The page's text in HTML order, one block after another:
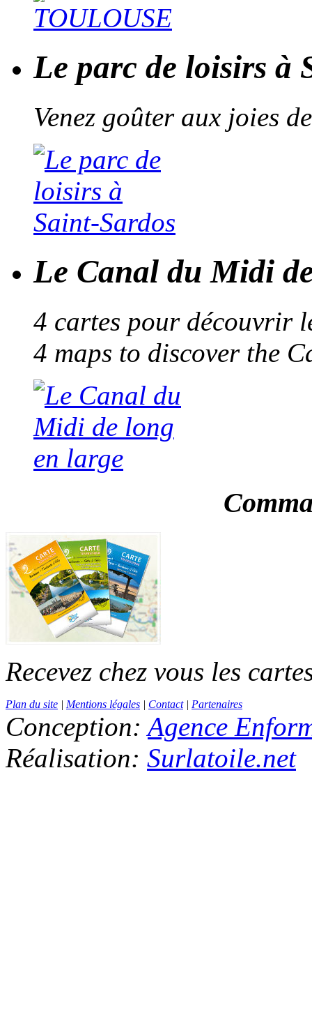
Le parc de loisirs à
Venez goûter aux joies
Le Canal du Midi
4 cartes pour découvrir
4 maps to discover the
Recevez chez vous les
Plan du site | Mentions légales | Contact| Partenaires
Conception:Agence
Réalisation: Surlatoile.net